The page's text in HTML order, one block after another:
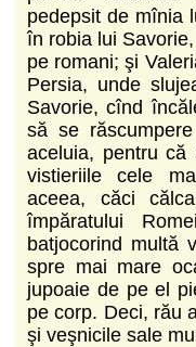
pedepsit de mînia
în robia lui
pe romani; şi
Persia, unde
Savorie, cînd
să se
aceluia, pentru că
vistieriile cele
aceea, căci
împăratului
batjocorind multă
spre mai mare
jupoaie de pe el
pe corp. Deci, rău
şi veşnicile sale